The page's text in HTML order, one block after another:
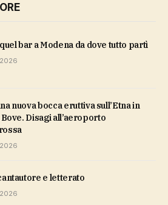
quel bar a Modena da dove tutto partì
Disagi all’aeroporto
cantautore e letterato